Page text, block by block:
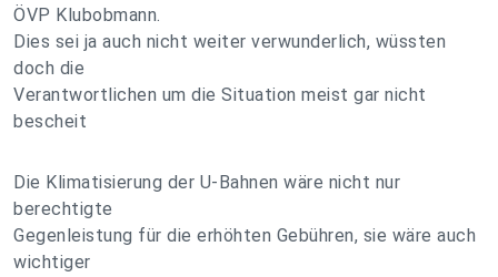
ÖVP Klubobmann.
Dies sei ja auch nicht weiter verwunderlich, wüssten
doch die
Verantwortlichen um die Situation meist gar nicht
bescheit
Die Klimatisierung der U-Bahnen wäre nicht nur
berechtigte
Gegenleistung für die erhöhten Gebühren, sie wäre auch
wichtiger